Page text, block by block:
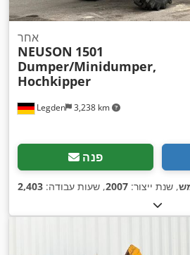
Legden 3,238 km
אחר
NEUSON 1501
Dumper/Minidumper,
Hochkipper
פנה
, שנת ייצור: 2007, שעות עבודה: